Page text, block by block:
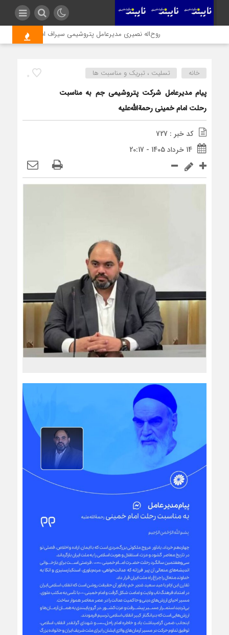
روح‌اله نصیری مدیرعامل پتروشیمی سیراف انرژی شد
0 خانه تسلیت ، تبریک و مناسبت ها
پیام مدیرعامل شرکت پتروشیمی جم به مناسبت
رحلت امام خمینی رحمة‌الله‌علیه
کد خبر : 727
14 خرداد 1405 - 20:17